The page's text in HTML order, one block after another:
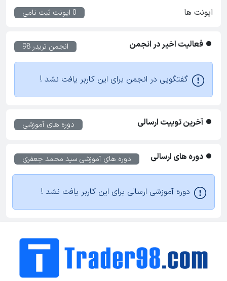
ایونت ها 0 ایونت ثبت نامی
فعالیت اخیر در انجمن انجمن تریدر 98
گفتگویی در انجمن برای این کاربر یافت نشد !
آخرین توییت ارسالی دوره های آموزشی
دوره های ارسالی دوره های آموزشی سید محمد جعفری
دوره آموزشی ارسالی برای این کاربر یافت نشد !